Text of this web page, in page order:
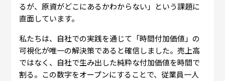
るが、原資がどこにあるかわからない」という課題に
直面しています。
私たちは、自社での実践を通じて「時間付加価値」の
可視化が唯一の解決策であると確信しました。売上高
ではなく、自社で生み出した純粋な付加価値を時間で
割る。この数字をオープンにすることで、従業員一人